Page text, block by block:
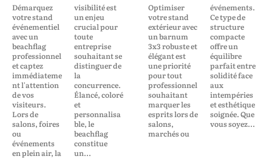
Démarquez
votre stand
événementiel
avec un
beachflag
professionnel
et captez
immédiateme
nt l'attention
de vos
visiteurs.
Lors de
salons, foires
ou
événements
en plein air, la
visibilité est
un enjeu
crucial pour
toute
entreprise
souhaitant se
distinguer de
la
concurrence.
Élancé, coloré
et
personnalisa
ble, le
beachflag
constitue
un...
Optimiser
votre stand
extérieur avec
un barnum
3x3 robuste et
élégant est
une priorité
pour tout
professionnel
souhaitant
marquer les
esprits lors de
salons,
marchés ou
événements.
Ce type de
structure
compacte
offre un
équilibre
parfait entre
solidité face
aux
intempéries
et esthétique
soignée. Que
vous soyez...